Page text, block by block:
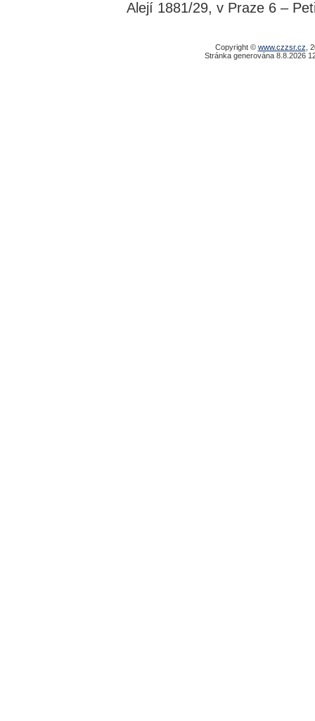
Alejí 1881/29, v Praze 6 –
Copyright © www.czzsr.cz ,
Stránka generována 8.8.2026